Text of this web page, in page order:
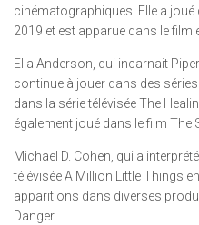
cinématographiques. Elle a joué
2019 et est apparue dans le film
Ella Anderson, qui incarnait
continue à jouer dans des
dans la série télévisée The
également joué dans le film The
Michael D. Cohen, qui a
télévisée A Million Little Things
apparitions dans diverses
Danger.